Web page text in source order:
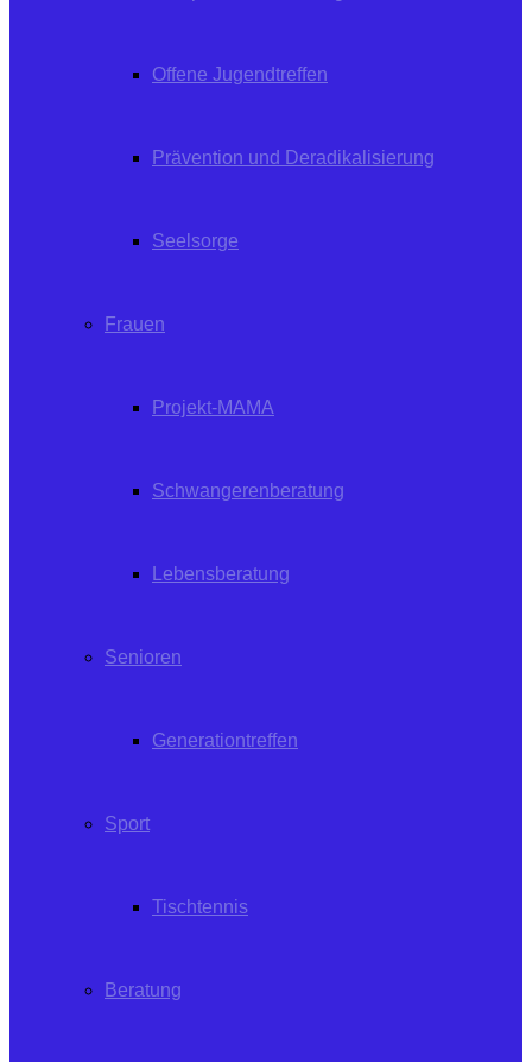
Offene Jugendtreffen
Prävention und Deradikalisierung
Seelsorge
Frauen
Projekt-MAMA
Schwangerenberatung
Lebensberatung
Senioren
Generationtreffen
Sport
Tischtennis
Beratung